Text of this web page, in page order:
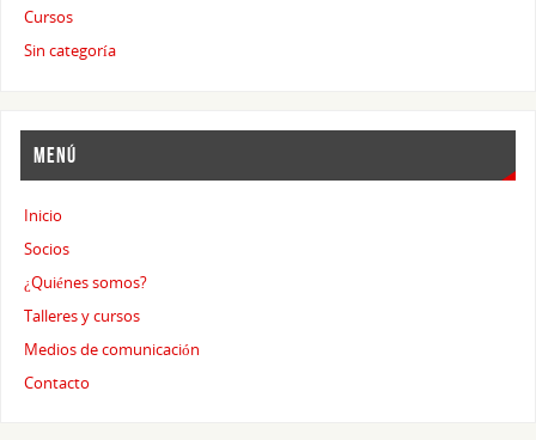
Cursos
Sin categoría
MENÚ
Inicio
Socios
¿Quiénes somos?
Talleres y cursos
Medios de comunicación
Contacto